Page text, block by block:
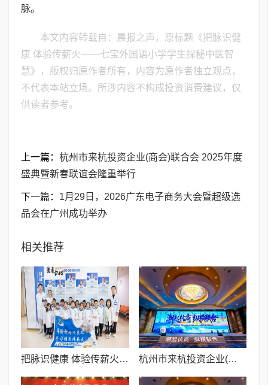
脉。
本文内容转载自：晨报之声，原标题《把脉识健
康 体验传薪火——七宝外国语小学学生探秘中医智
慧》，版权归原作者所有，内容为原作者独立观点，
不代表本站立场。所涉内容不构成投资消费建议，仅
供读者参考。
上一篇： 杭州市来杭投资企业(商会)联合会 2025年度
盛典暨新春联谊会隆重举行
下一篇： 1月29日，2026广东电子商务大会暨超级选
品会在广州成功举办
相关推荐
把脉识健康 体验传薪火——七宝外国语小学学生探秘中医智慧 杭州市来杭投资企业(商会)联合会 2025年度盛典暨新春联谊会隆重举行